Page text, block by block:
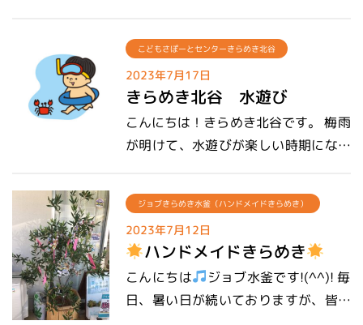
は写真も入れられるので、お気に入り
の写真があればご持参ください
ョブ水釜で一緒に楽しくワークショッ
プしませんか？(⋈◍＞◡＜◍)。✧♡
６月下旬にきらめきキッズの児童に沢
山の願い事を短冊に書いてもらい飾り
ました
七夕当日は、とてもとても
可愛い織姫になって来所してくれまし
た
そして、午前の活動ではキッズ
の皆で七夕のお菓子作り♪ お星さま形
り付け
皆で作ったおやつを沢山食
べました！(´～｀)ﾓｸﾞﾓｸﾞ 美味しいおや
つを食べて七夕の絵本を見て児童もス
タッフも楽しい七夕が過ごせました
２０２３七夕会
これからもっと
こどもさぽーとセンターきらめき北谷
2023年7月17日
きらめき北谷 水遊び
こんにちは！きらめき北谷です。 梅雨
が明けて、水遊びが楽しい時期になっ
新しくオープンした児童デイサービス
きらめき宜野湾に遊びに行きました。
素敵なお庭に噴水型のプールや水鉄
砲、水風船などで沢山遊びました。 今
回の水遊びの目的は ・水に触れる事
で、冷たさや水圧を感じるなど身体の
ジョブきらめき水釜（ハンドメイドきらめき）
2023年7月12日
ハンドメイドきらめき
こんにちは
ジョブ水釜です!(^^)! 毎
日、暑い日が続いておりますが、皆さ